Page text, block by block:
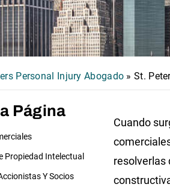
Personal Injury Abogado »St.
Página
Propiedad Intelectual
Y Socios
Cuando
resolverlas